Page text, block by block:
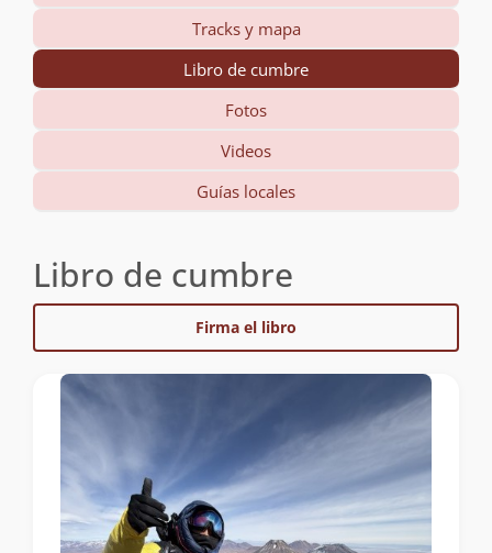
Tracks y mapa
Libro de cumbre
Fotos
Videos
Guías locales
Libro de cumbre
Firma el libro